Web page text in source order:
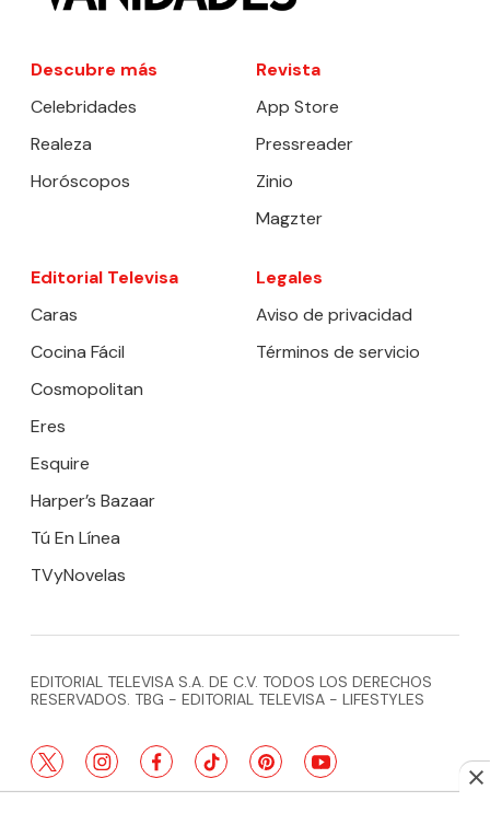
Descubre más
Celebridades
Realeza
Horóscopos
Revista
App Store
Pressreader
Zinio
Magzter
Editorial Televisa
Caras
Cocina Fácil
Cosmopolitan
Eres
Esquire
Harper’s Bazaar
Tú En Línea
TVyNovelas
Legales
Aviso de privacidad
Términos de servicio
EDITORIAL TELEVISA S.A. DE C.V. TODOS LOS DERECHOS
RESERVADOS. TBG - EDITORIAL TELEVISA - LIFESTYLES
twitterinstagramfacebooktiktokpinterestyoutube